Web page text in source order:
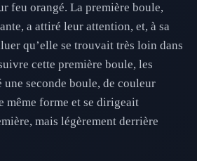
feu orangé. La première boule,
a attiré leur attention, et, à sa
qu’elle se trouvait très loin dans
cette première boule, les
seconde boule, de couleur
même forme et se dirigeait
mais légèrement derrière